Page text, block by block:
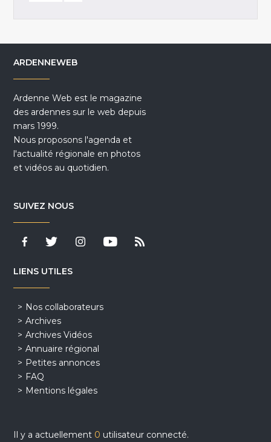
ARDENNEWEB
Ardenne Web est le magazine
des ardennes sur le web depuis
mars 1999.
Nous proposons l'agenda et
l'actualité régionale en photos
et vidéos au quotidien.
SUIVEZ NOUS
LIENS UTILES
Nos collaborateurs
Archives
Archives Vidéos
Annuaire régional
Petites annonces
FAQ
Mentions légales
Il y a actuellement 0 utilisateur connecté.